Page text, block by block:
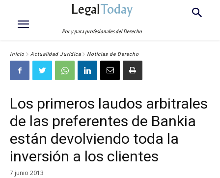
LegalToday
Por y para profesionales del Derecho
Inicio Actualidad Jurídica Noticias de Derecho
Los primeros laudos arbitrales
de las preferentes de Bankia
están devolviendo toda la
inversión a los clientes
7 junio 2013